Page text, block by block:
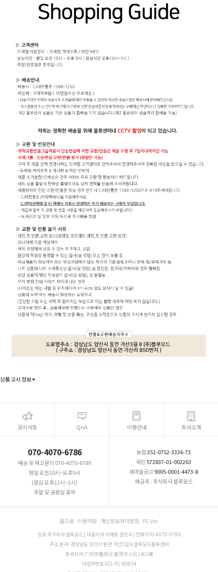
상품 고시 정보
공지사항 QnA 이용안내 회사소개
070-4070-6786
배송 및 재고문의 070-4070-6789
평일 오전10시~오후5시
(점심 오후12시~1시)
주말 및 공휴일 휴무
농협351-0752-3336-73
국민 572837-01-002263
새마을금고9005-0001-4473-8
예금주 : 주식회사 블루모드
홈으로 이용약관 개인정보처리방침 PC Ver.
상호 주식회사 블루모드 | 대표이사 이재동 권은숙 | 전화 070-4070-6786
주소 본사: 경상남도 양산시 동면 가산3길 8 블루모드물류센터
중국지사:广州市番禺区星河湾小区1栋2梯
사업자번호 621-81-80834